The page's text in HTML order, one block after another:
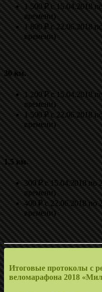
1 500 ₽ с 15.04.2018
времени)
1 800 ₽ с 22.06.2018
времени)
30 км.
1 200 ₽ с 15.04.2018
времени)
1 500 ₽ с 22.06.2018
времени)
1,5 км.
300 ₽ с 15.04.2018 по
времени)
400 ₽ с 22.06.2018 по
времени)
Итоговые протоколы с
веломарафона 2018